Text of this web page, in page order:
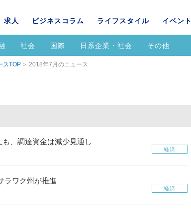
求人 ビジネスコラム ライフスタイル イベント
社会 国際 日系企業・社会 その他
スTOP 2018年7月のニュース
、調達資金は減少見通し
経済
ラワク州が推進
経済